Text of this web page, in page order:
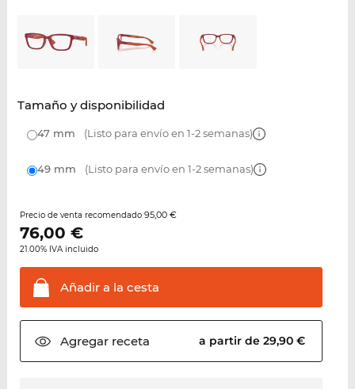
Tamaño y disponibilidad
47 mm (Listo para envío en 1-2 semanas)
49 mm (Listo para envío en 1-2 semanas)
Precio de venta recomendado 95,00 €
76,00 €
21.00% IVA incluido
Añadir a la cesta
Agregarreceta a partir de 29,90 €